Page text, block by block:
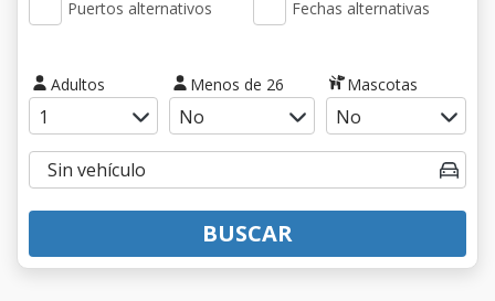
Puertos alternativos Fechas alternativas
Adultos Menos de 26 Mascotas
BUSCAR